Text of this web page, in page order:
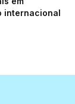
internacional